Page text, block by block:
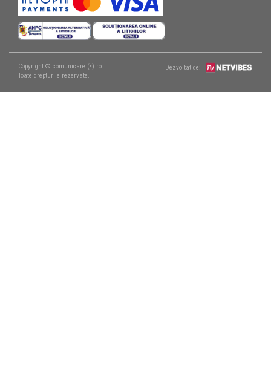
Copyright © comunicare (•) ro.
Toate drepturile rezervate.
Dezvoltat de: